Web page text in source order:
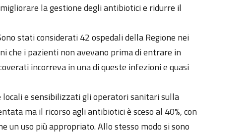
la gestione degli antibiotici e ridurre il
stati considerati 42 ospedali della Regione nei
che i pazienti non avevano prima di entrare in
incorreva in una di queste infezioni e quasi
e sensibilizzati gli operatori sanitari sulla
ma il ricorso agli antibiotici è sceso al 40%, con
un uso più appropriato. Allo stesso modo si sono